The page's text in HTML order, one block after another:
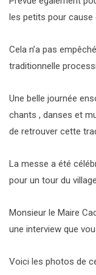
les petits pour cause
Cela n’a pas
traditionnelle
Une belle journée
chants , danses et
de retrouver cette
La messe a été
pour un tour du
Monsieur le Maire
une interview que
Voici les photos de